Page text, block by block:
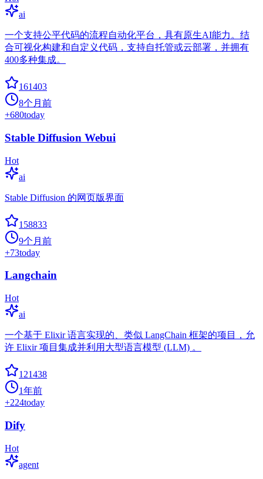
ai
一个支持公平代码的流程自动化平台，具有原生AI能力。结
合可视化构建和自定义代码，支持自托管或云部署，并拥有
400多种集成。
161403
8个月前
+680today
Stable Diffusion Webui
Hot
ai
Stable Diffusion 的网页版界面
158833
9个月前
+73today
Langchain
Hot
ai
一个基于 Elixir 语言实现的、类似 LangChain 框架的项目，允
许 Elixir 项目集成并利用大型语言模型 (LLM) 。
121438
1年前
+224today
Dify
Hot
agent